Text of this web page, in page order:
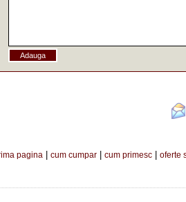
pagina cum cumpar cum primesc oferte